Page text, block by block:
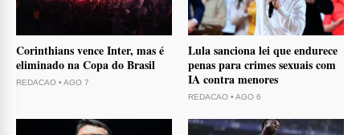
Corinthians vence Inter, mas é
eliminado na Copa do Brasil
REDACAO • AGO 7
Lula sanciona lei que endurece
penas para crimes sexuais com
IA contra menores
REDACAO • AGO 6